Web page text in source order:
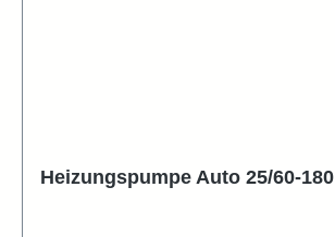
Heizungspumpe Auto 25/60-180